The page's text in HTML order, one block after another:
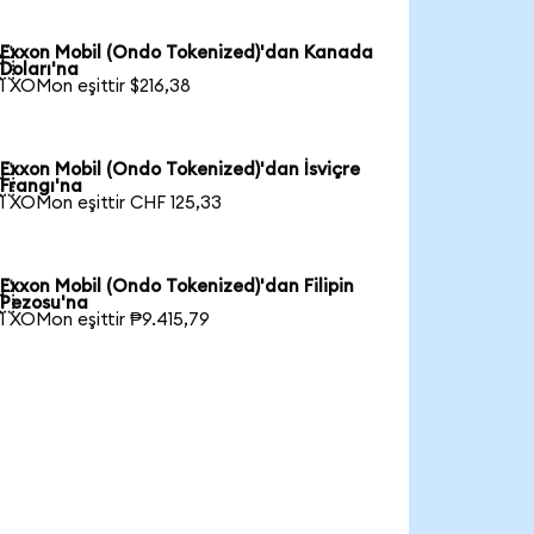
Exxon Mobil (Ondo Tokenized)'dan Kanada
Doları'na
1 XOMon eşittir $216,38
Exxon Mobil (Ondo Tokenized)'dan İsviçre
Frangı'na
1 XOMon eşittir CHF 125,33
Exxon Mobil (Ondo Tokenized)'dan Filipin
Pezosu'na
1 XOMon eşittir ₱9.415,79